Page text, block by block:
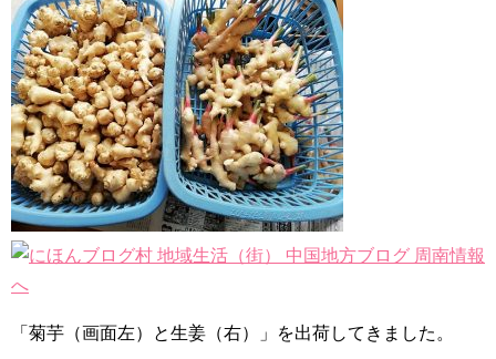
「菊芋（画面左）と生姜（右）」を出荷してきました。